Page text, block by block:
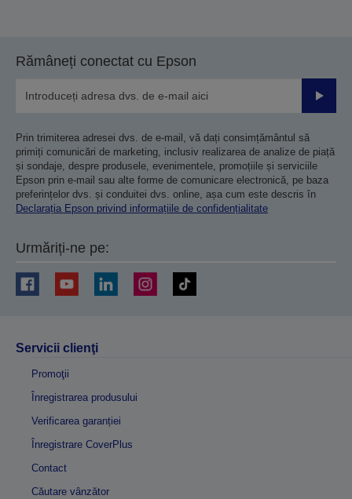
Rămâneți conectat cu Epson
Prin trimiterea adresei dvs. de e-mail, vă dați consimțământul să
primiți comunicări de marketing, inclusiv realizarea de analize de piață
și sondaje, despre produsele, evenimentele, promoțiile și serviciile
Epson prin e-mail sau alte forme de comunicare electronică, pe baza
preferințelor dvs. și conduitei dvs. online, așa cum este descris în
Declarația Epson privind informațiile de confidențialitate
Urmăriți-ne pe:
Servicii clienţi
Promoţii
Înregistrarea produsului
Verificarea garanției
Înregistrare CoverPlus
Contact
Căutare vânzător